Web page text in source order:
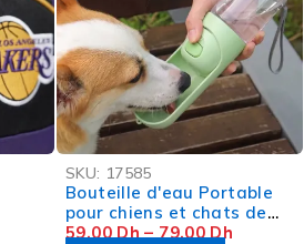
OFFRE FLASH
SKU: 17585
Bouteille d'eau Portable
pour chiens et chats de
compagnie
59,00 Dh – 79,00 Dh